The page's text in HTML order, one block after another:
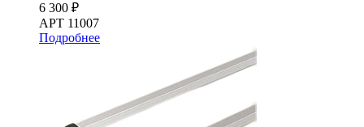
6 300 ₽
АРТ 11007
Подробнее